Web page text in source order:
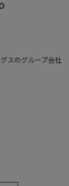
スのグループ会社